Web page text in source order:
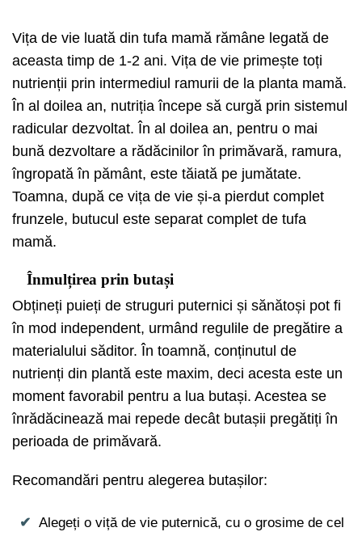
Vița de vie luată din tufa mamă rămâne legată de
aceasta timp de 1-2 ani. Vița de vie primește toți
nutrienții prin intermediul ramurii de la planta mamă.
În al doilea an, nutriția începe să curgă prin sistemul
radicular dezvoltat. În al doilea an, pentru o mai
bună dezvoltare a rădăcinilor în primăvară, ramura,
îngropată în pământ, este tăiată pe jumătate.
Toamna, după ce vița de vie și-a pierdut complet
frunzele, butucul este separat complet de tufa
mamă.
Înmulțirea prin butași
Obțineți puieți de struguri puternici și sănătoși pot fi
în mod independent, urmând regulile de pregătire a
materialului săditor. În toamnă, conținutul de
nutrienți din plantă este maxim, deci acesta este un
moment favorabil pentru a lua butași. Acestea se
înrădăcinează mai repede decât butașii pregătiți în
perioada de primăvară.
Recomandări pentru alegerea butașilor:
Alegeți o viță de vie puternică, cu o grosime de cel